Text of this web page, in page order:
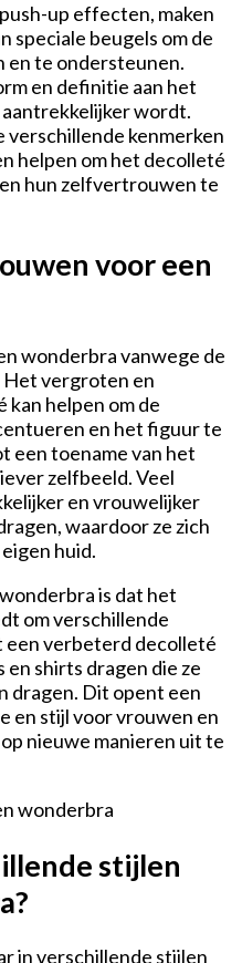
up effecten, maken
speciale beugels om de
en te ondersteunen.
en definitie aan het
wordt.
verschillende kenmerken
helpen om het decolleté
hun zelfvertrouwen te
voor een
wonderbra vanwege de
vergroten en
helpen om de
en het figuur te
een toename van het
zelfbeeld. Veel
en vrouwelijker
waardoor ze zich
huid.
is dat het
om verschillende
verbeterd decolleté
shirts dragen die ze
dragen. Dit opent een
en stijl voor vrouwen en
nieuwe manieren uit te
wonderbra
stijlen
in verschillende stijlen